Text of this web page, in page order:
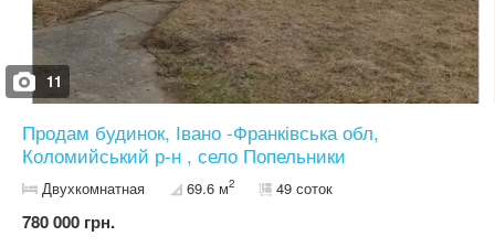
11
Продам будинок, Івано -Франківська обл,
Коломийський р-н , село Попельники
Двухкомнатная 69.6 м2 49 соток
780 000 грн.